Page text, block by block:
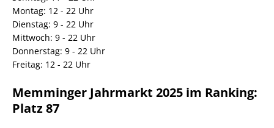
Montag: 12 - 22 Uhr
Dienstag: 9 - 22 Uhr
Mittwoch: 9 - 22 Uhr
Donnerstag: 9 - 22 Uhr
Freitag: 12 - 22 Uhr
Memminger Jahrmarkt 2025 im Ranking:
Platz 87